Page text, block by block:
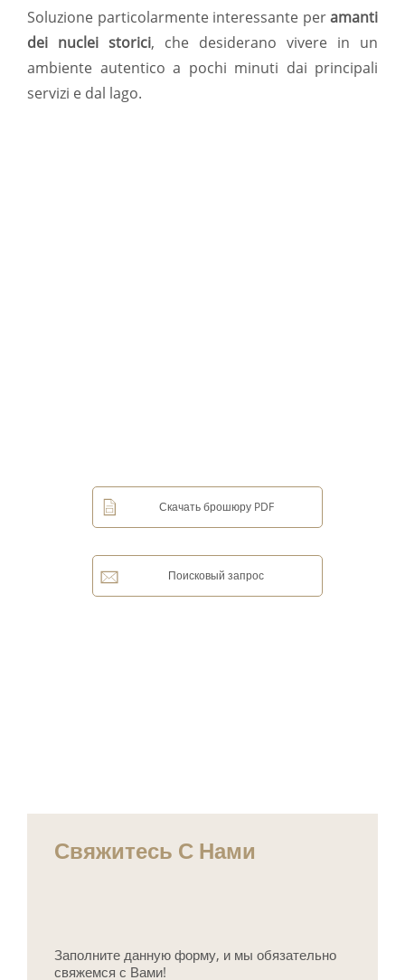
Soluzione particolarmente interessante peramanti
dei nuclei storici, che desiderano vivere in un
ambiente autentico a pochi minuti dai principali
servizi e dal lago.
Свяжитесь С Нами
Заполните данную форму, и мы обязательно
свяжемся с Вами!
Скачать брошюру PDF
Поисковый запрос